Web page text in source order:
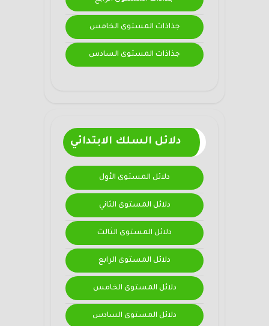
جذاذات المستوى الخامس
جذاذات المستوى السادس
دلائل السلك الابتدائي
دلائل المستوى الأول
دلائل المستوى الثاني
دلائل المستوى الثالث
دلائل المستوى الرابع
دلائل المستوى الخامس
دلائل المستوى السادس